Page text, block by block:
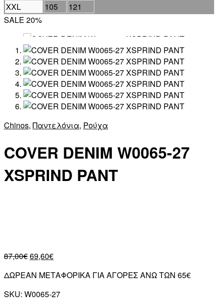
XXL
105
121
SALE 20%
Chinos, Παντελόνια, Ρούχα
COVER DENIM W0065-27
XSPRIND PANT
87,00€69,60€
ΔΩΡΕΑΝ ΜΕΤΑΦΟΡΙΚΑ ΓΙΑ ΑΓΟΡΕΣ ΑΝΩ ΤΩΝ 65€
SKU: W0065-27